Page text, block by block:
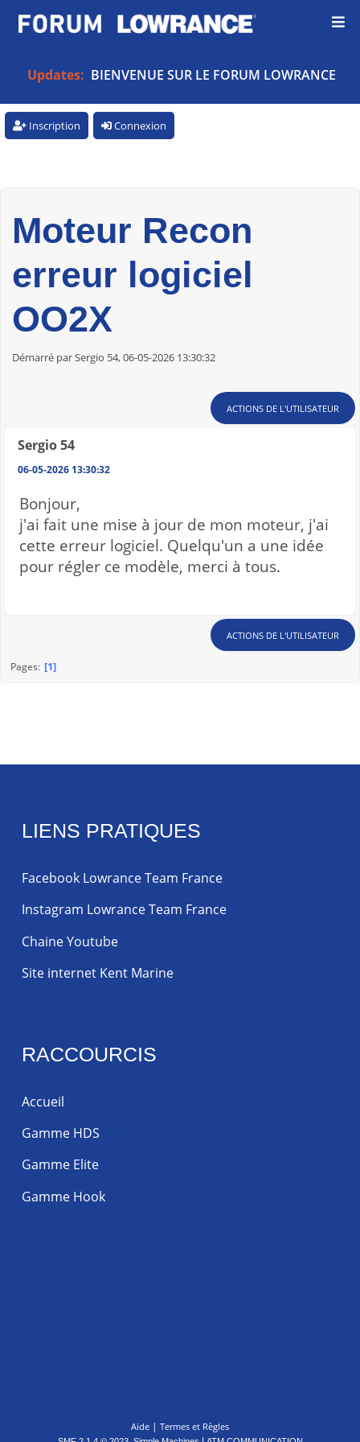
Updates: BIENVENUE SUR LE FORUM LOWRANCE
Inscription Connexion
Moteur Recon
erreur logiciel
OO2X
Démarré par Sergio 54, 06-05-2026 13:30:32
ACTIONS DE L'UTILISATEUR
Sergio 54
06-05-2026 13:30:32
Bonjour,
j'ai fait une mise à jour de mon moteur, j'ai
cette erreur logiciel. Quelqu'un a une idée
pour régler ce modèle, merci à tous.
ACTIONS DE L'UTILISATEUR
Pages 1
LIENS PRATIQUES
Facebook Lowrance Team France
Instagram Lowrance Team France
Chaine Youtube
Site internet Kent Marine
RACCOURCIS
Accueil
Gamme HDS
Gamme Elite
Gamme Hook
Aide | Termes et Règles